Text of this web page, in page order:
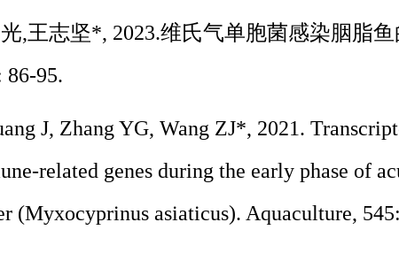
,王志坚*, 2023.维氏气单胞菌感染胭脂
95.
J, Zhang YG, Wang ZJ*, 2021.
related genes during the early phase of
(Myxocyprinus asiaticus). Aquaculture,